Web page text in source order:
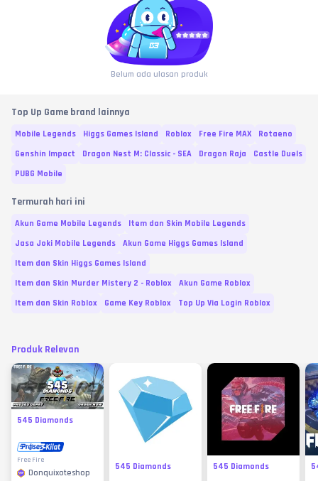
Belum ada ulasan produk
Top Up Game brand lainnya
Mobile Legends Higgs Games Island Roblox Free Fire MAX
Rotaeno
Genshin Impact
Dragon Nest M: Classic - SEA Dragon Raja
Castle Duels
PUBG Mobile
Termurah hari ini
Akun Game Mobile Legends
Item dan Skin Mobile Legends
Jasa Joki Mobile Legends
Akun Game Higgs Games Island
Item dan Skin Higgs Games Island
Item dan Skin Murder Mistery 2 - Roblox
Akun Game Roblox
Item dan Skin Roblox
Game Key Roblox Top Up Via Login Roblox
Produk Relevan
545 Diamonds
Free Fire
Donquixoteshop
545 Diamonds 545 Diamonds